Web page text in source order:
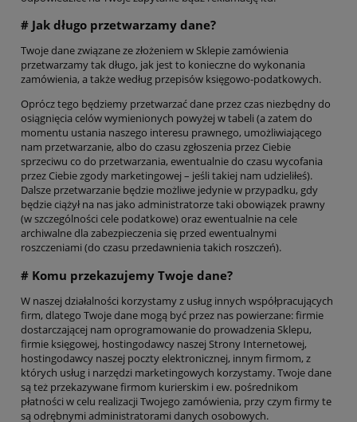
# Jak długo przetwarzamy dane?
Twoje dane związane ze złożeniem w Sklepie zamówienia
przetwarzamy tak długo, jak jest to konieczne do wykonania
zamówienia, a także według przepisów księgowo-podatkowych.
Oprócz tego będziemy przetwarzać dane przez czas niezbędny do
osiągnięcia celów wymienionych powyżej w tabeli (a zatem do
momentu ustania naszego interesu prawnego, umożliwiającego
nam przetwarzanie, albo do czasu zgłoszenia przez Ciebie
sprzeciwu co do przetwarzania, ewentualnie do czasu wycofania
przez Ciebie zgody marketingowej – jeśli takiej nam udzieliłeś).
Dalsze przetwarzanie będzie możliwe jedynie w przypadku, gdy
będzie ciążył na nas jako administratorze taki obowiązek prawny
(w szczególności cele podatkowe) oraz ewentualnie na cele
archiwalne dla zabezpieczenia się przed ewentualnymi
roszczeniami (do czasu przedawnienia takich roszczeń).
# Komu przekazujemy Twoje dane?
W naszej działalności korzystamy z usług innych współpracujących
firm, dlatego Twoje dane mogą być przez nas powierzane: firmie
dostarczającej nam oprogramowanie do prowadzenia Sklepu,
firmie księgowej, hostingodawcy naszej Strony Internetowej,
hostingodawcy naszej poczty elektronicznej, innym firmom, z
których usług i narzędzi marketingowych korzystamy. Twoje dane
są też przekazywane firmom kurierskim i ew. pośrednikom
płatności w celu realizacji Twojego zamówienia, przy czym firmy te
są odrębnymi administratorami danych osobowych.